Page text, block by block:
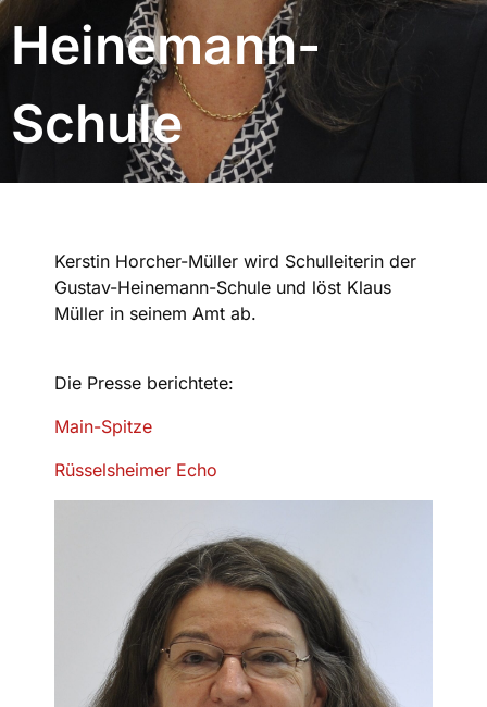
Heinemann-
Schule
Kerstin Horcher-Müller wird Schulleiterin der
Gustav-Heinemann-Schule und löst Klaus
Müller in seinem Amt ab.
Die Presse berichtete:
Main-Spitze
Rüsselsheimer Echo